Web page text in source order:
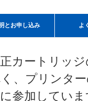
とお申し込み よ
カートリッ
、プリンタ
参加してい